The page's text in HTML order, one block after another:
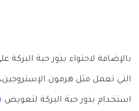
بالإضافة لاحتواء بذور حبة البركة
التي تعمل مثل هرمون
استخدام بذور حبة البركة لتعويض